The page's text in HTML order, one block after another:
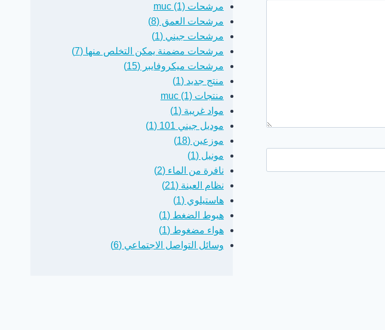
مرشحات muc (1)
مرشحات العمق (8)
مرشحات جيني (1)
مرشحات مضمنة يمكن التخلص منها (7)
مرشحات ميكروفايبر (15)
منتج جديد (1)
منتجات muc (1)
مواد غريبة (1)
موديل جيني 101 (1)
موزعين (18)
مونيل (1)
نافرة من الماء (2)
نظام العينة (21)
هاستيلوي (1)
هبوط الضغط (1)
هواء مضغوط (1)
وسائل التواصل الاجتماعي (6)